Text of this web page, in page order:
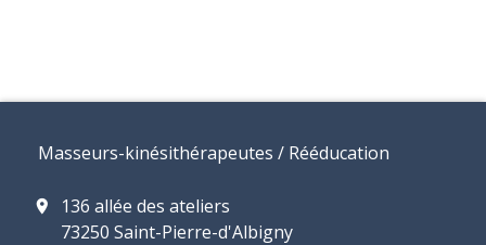
Masseurs-kinésithérapeutes / Rééducation
location_on
136 allée des ateliers
73250 Saint-Pierre-d'Albigny